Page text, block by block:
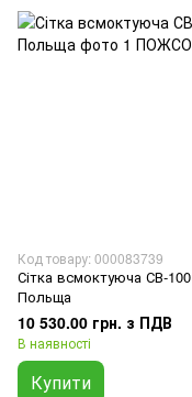
Код товару: 000083739
Сітка всмоктуюча СВ-100
Польща
10 530.00 грн. з ПДВ
В наявності
Купити